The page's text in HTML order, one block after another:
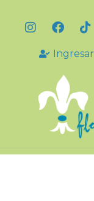
Ingresar